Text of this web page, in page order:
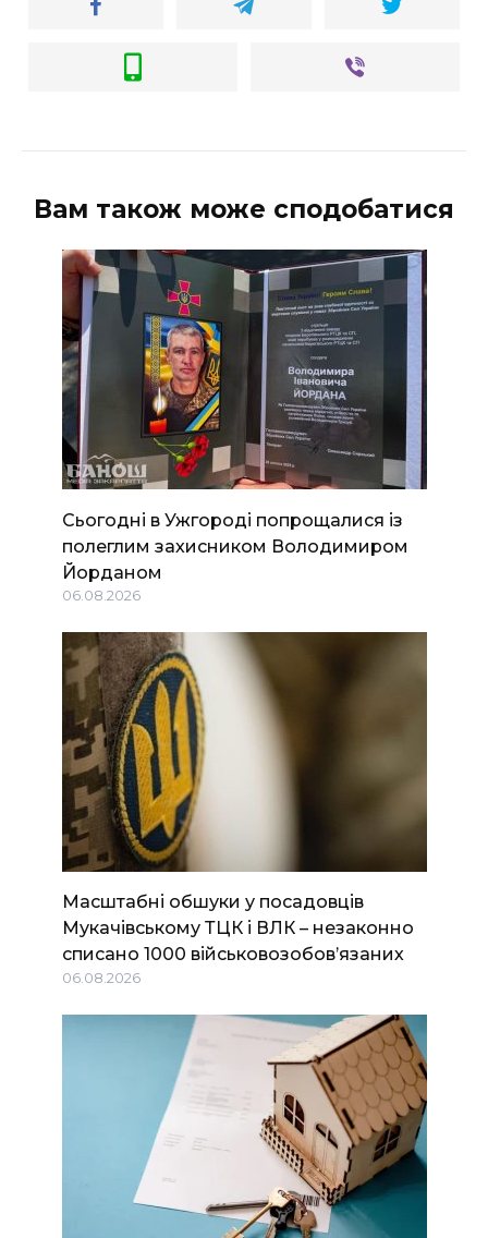
Вам також може сподобатися
Сьогодні в Ужгороді попрощалися із
полеглим захисником Володимиром
Йорданом
06.08.2026
Масштабні обшуки у посадовців
Мукачівському ТЦК і ВЛК – незаконно
списано 1000 військовозобов’язаних
06.08.2026